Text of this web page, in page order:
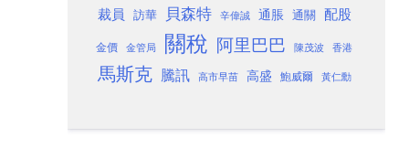
裁員 訪華 貝森特 辛偉誠 通脹 通關 配股
金價 金管局 關稅 阿里巴巴 陳茂波 香港
馬斯克 騰訊 高市早苗 高盛 鮑威爾 黃仁勳